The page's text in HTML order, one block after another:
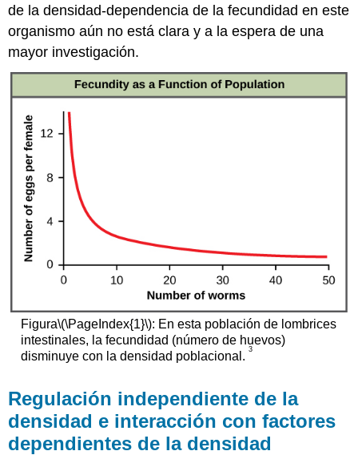
de la densidad-dependencia de la fecundidad en este
organismo aún no está clara y a la espera de una
mayor investigación.
Figura\(\PageIndex{1}\): En esta población de lombrices
intestinales, la fecundidad (número de huevos)
disminuye con la densidad poblacional. 3
Regulación independiente de la
densidad e interacción con factores
dependientes de la densidad